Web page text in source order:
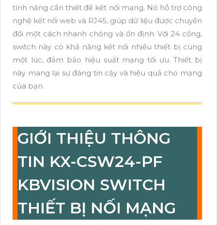
tính năng cần thiết để kết nối mạng. Nó hỗ trợ công
nghệ kết nối web và RJ45, giúp dữ liệu được chuyển
đổi một cách nhanh chóng và ổn định. Với 24 cổng,
switch này có khả năng kết nối nhiều thiết bị cùng
một lúc, đảm bảo hiệu suất mạng tối ưu. Thiết bị
này mang lại sự đáng tin cậy và hiệu quả cho mạng
của bạn.
GIỚI THIỆU THÔNG
TIN KX-CSW24-PF
KBVISION SWITCH
THIẾT BỊ NỐI MẠNG